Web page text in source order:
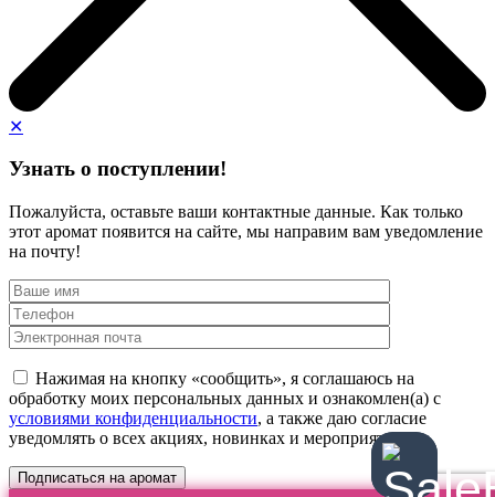
✕
Узнать о поступлении!
Пожалуйста, оставьте ваши контактные данные. Как только
этот аромат появится на сайте, мы направим вам уведомление
на почту!
Нажимая на кнопку «сообщить», я соглашаюсь на
обработку моих персональных данных и ознакомлен(а) с
условиями конфиденциальности, а также даю согласие
уведомлять о всех акциях, новинках и мероприятиях